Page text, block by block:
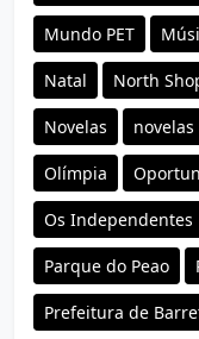
Mundo PET
Natal North
Novelas novelas
Olímpia
Os Independentes
Parque do Peao
Prefeitura de